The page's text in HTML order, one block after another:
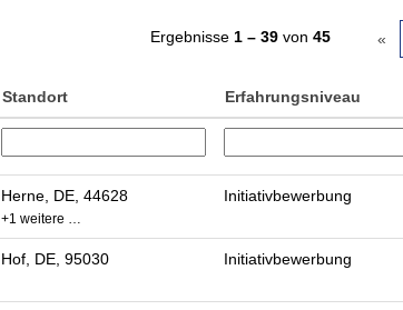
Ergebnisse 1 – 39 von 45 «
Standort Erfahrungsniveau
Herne, DE, 44628
+1 weitere …
Initiativbewerbung
Hof, DE, 95030 Initiativbewerbung